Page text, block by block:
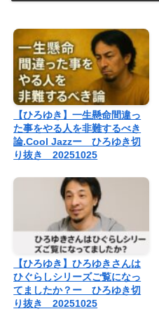
【ひろゆき】一生懸命間違っ
た事をやる人を非難するべき
論.Cool Jazzー ひろゆき切
り抜き 20251025
【ひろゆき】ひろゆきさんは
ひぐらしシリーズご覧になっ
てましたか？ー ひろゆき切
り抜き 20251025